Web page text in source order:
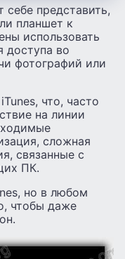
себе представить,
планшет к
использовать
доступа во
фотографий или
что, часто
на линии
сложная
связанные с
ПК.
но в любом
чтобы даже